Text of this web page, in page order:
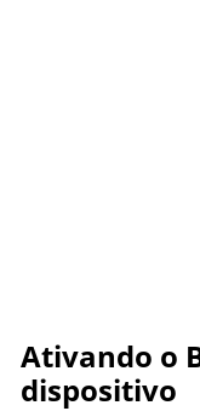
Ativando o
dispositivo